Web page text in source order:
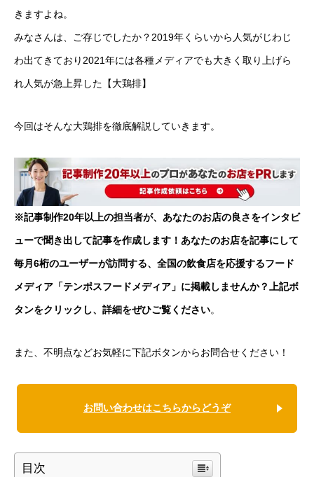
きますよね。
みなさんは、ご存じでしたか？2019年くらいから人気がじわじ
わ出てきており2021年には各種メディアでも大きく取り上げら
れ人気が急上昇した【大鶏排】
今回はそんな大鶏排を徹底解説していきます。
※記事制作20年以上の担当者が、あなたのお店の良さをインタビ
ューで聞き出して記事を作成します！あなたのお店を記事にして
毎月6桁のユーザーが訪問する、全国の飲食店を応援するフード
メディア「テンポスフードメディア」に掲載しませんか？上記ボ
タンをクリックし、詳細をぜひご覧ください。
また、不明点などお気軽に下記ボタンからお問合せください！
お問い合わせはこちらからどうぞ
目次